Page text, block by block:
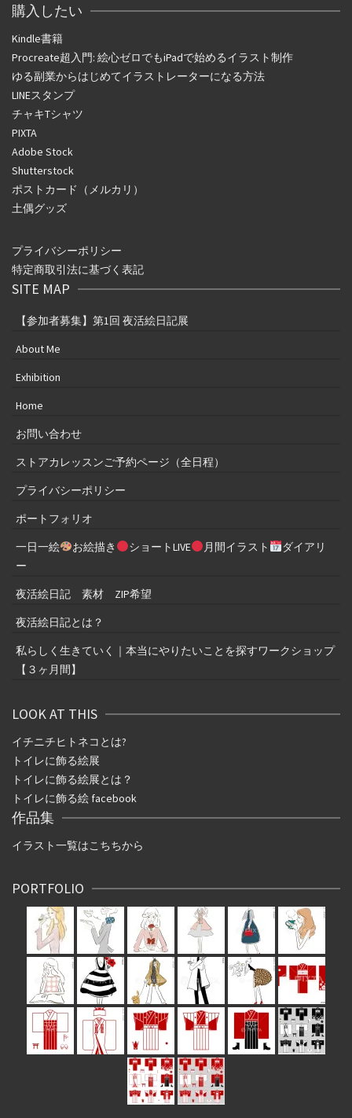
購入したい
Kindle書籍
Procreate超入門: 絵心ゼロでもiPadで始めるイラスト制作
ゆる副業からはじめてイラストレーターになる方法
LINEスタンプ
チャキTシャツ
PIXTA
Adobe Stock
Shutterstock
ポストカード（メルカリ）
土偶グッズ
プライバシーポリシー
特定商取引法に基づく表記
SITE MAP
【参加者募集】第1回 夜活絵日記展
About Me
Exhibition
Home
お問い合わせ
ストアカレッスンご予約ページ（全日程）
プライバシーポリシー
ポートフォリオ
一日一絵
お絵描き ショートLIVE 月間イラスト
ダイアリ
ー
夜活絵日記 素材 ZIP希望
夜活絵日記とは？
私らしく生きていく｜本当にやりたいことを探すワークショップ
【３ヶ月間】
LOOK AT THIS
イチニチヒトネコとは?
トイレに飾る絵展
トイレに飾る絵展とは？
トイレに飾る絵 facebook
作品集
イラスト一覧はこちちから
PORTFOLIO